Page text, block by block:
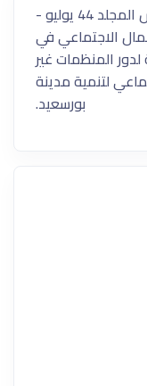
نشر بحث في حوليات آداب عين شمس المجلد 44 يوليو -
رأس المال الاجتماعي في
المنظمات غير
لتنمية مدينة
بورسعيد.